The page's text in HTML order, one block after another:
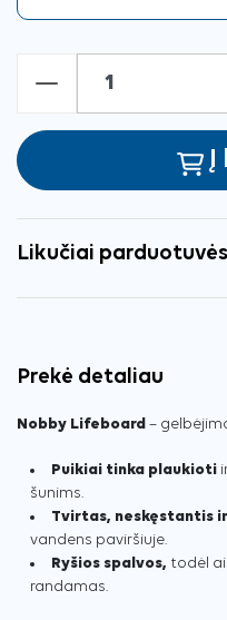
-
Į
Likučiai
Prekė detaliau
Nobby Lifeboard –
Puikiai tinka plaukioti
šunims.
Tvirtas, neskęstantis
vandens paviršiuje.
Ryšios spalvos, todėl
randamas.